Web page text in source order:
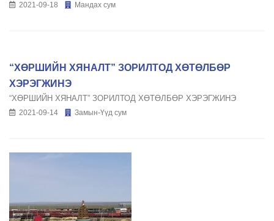
2021-09-18 Мандах сум
“ХӨРШИЙН ХЯНАЛТ” ЗОРИЛТОД ХӨТӨЛБӨР
ХЭРЭГЖИНЭ
“ХӨРШИЙН ХЯНАЛТ” ЗОРИЛТОД ХӨТӨЛБӨР ХЭРЭГЖИНЭ
2021-09-14 Замын-Үүд сум